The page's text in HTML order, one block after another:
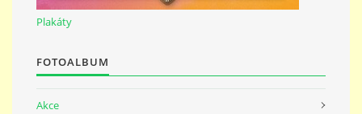
Pohořelice
© 2026 eStránky.cz |Tisk|Nahoru ↑
Plakáty
FOTOALBUM
Akce